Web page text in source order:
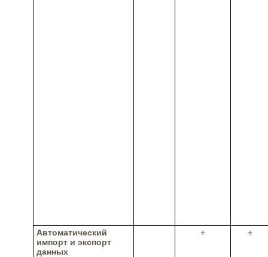
Автоматический
импорт и экспорт
данных
+ +